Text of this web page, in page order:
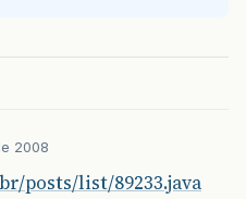
2008
posts/list/89233.java